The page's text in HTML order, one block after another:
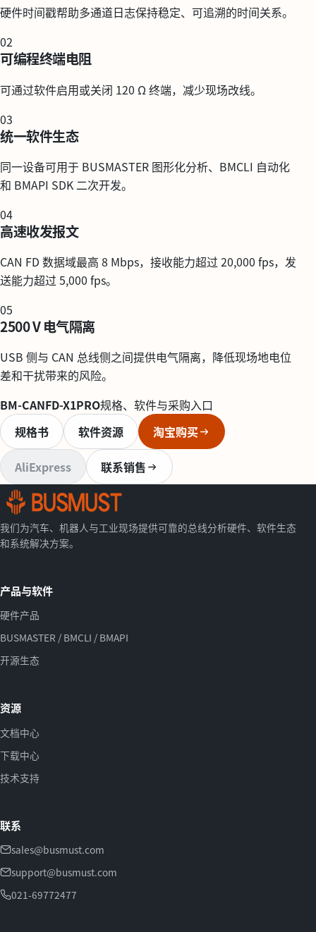
硬件时间戳帮助多通道日志保持稳定、可追溯的时间关系。
02
可编程终端电阻
可通过软件启用或关闭 120 Ω 终端，减少现场改线。
03
统一软件生态
同一设备可用于 BUSMASTER 图形化分析、BMCLI 自动化
和 BMAPI SDK 二次开发。
04
高速收发报文
CAN FD 数据域最高 8 Mbps，接收能力超过 20,000 fps，发
送能力超过 5,000 fps。
05
2500 V 电气隔离
USB 侧与 CAN 总线侧之间提供电气隔离，降低现场地电位
差和干扰带来的风险。
BM-CANFD-X1PRO规格、软件与采购入口
规格书
软件资源 淘宝购买
AliExpress 联系销售
我们为汽车、机器人与工业现场提供可靠的总线分析硬件、软件生态
和系统解决方案。
产品与软件
硬件产品
BUSMASTER / BMCLI / BMAPI
开源生态
资源
文档中心
下载中心
技术支持
联系
sales@busmust.com
support@busmust.com
021-69772477